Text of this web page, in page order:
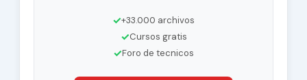
✓+33.000 archivos
✓Cursos gratis
✓Foro de tecnicos